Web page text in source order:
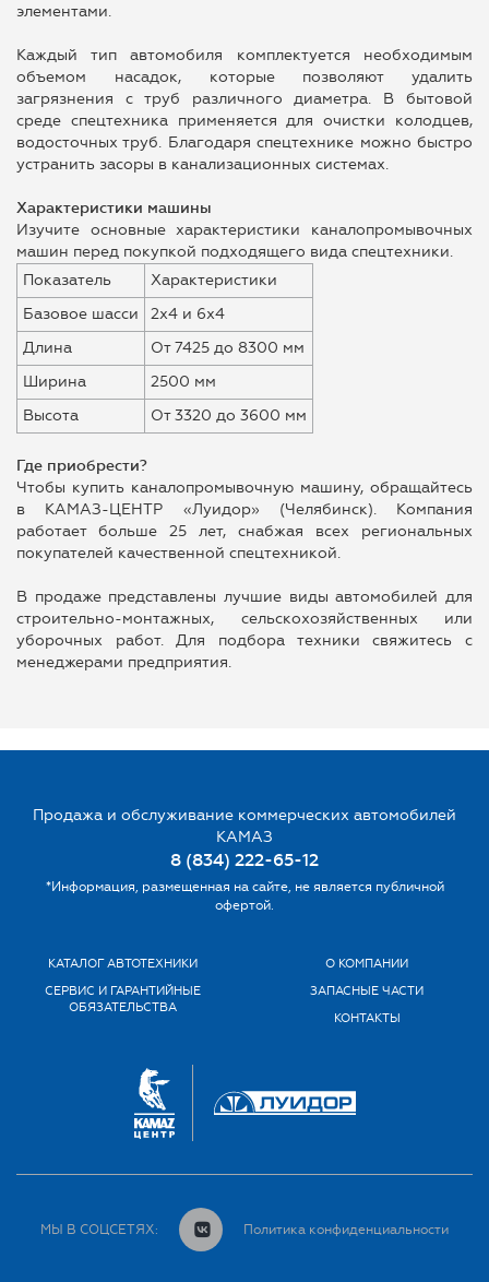
элементами.
Каждый тип автомобиля комплектуется необходимым
объемом насадок, которые позволяют удалить
загрязнения с труб различного диаметра. В бытовой
среде спецтехника применяется для очистки колодцев,
водосточных труб. Благодаря спецтехнике можно быстро
устранить засоры в канализационных системах.
Характеристики машины
Изучите основные характеристики каналопромывочных
машин перед покупкой подходящего вида спецтехники.
Показатель
Характеристики
Базовое шасси
2х4 и 6х4
Длина
От 7425 до 8300 мм
Ширина
2500 мм
Высота
От 3320 до 3600 мм
Где приобрести?
Чтобы купить каналопромывочную машину, обращайтесь
в КАМАЗ-ЦЕНТР «Луидор» (Челябинск). Компания
работает больше 25 лет, снабжая всех региональных
покупателей качественной спецтехникой.
В продаже представлены лучшие виды автомобилей для
строительно-монтажных, сельскохозяйственных или
уборочных работ. Для подбора техники свяжитесь с
менеджерами предприятия.
Продажа и обслуживание коммерческих автомобилей
КАМАЗ
8 (834) 222-65-12
*Информация, размещенная на сайте, не является публичной
офертой.
КАТАЛОГ АВТОТЕХНИКИ
СЕРВИС И ГАРАНТИЙНЫЕ
ОБЯЗАТЕЛЬСТВА
О КОМПАНИИ
ЗАПАСНЫЕ ЧАСТИ
КОНТАКТЫ
МЫ В СОЦСЕТЯХ: Политика конфиденциальности